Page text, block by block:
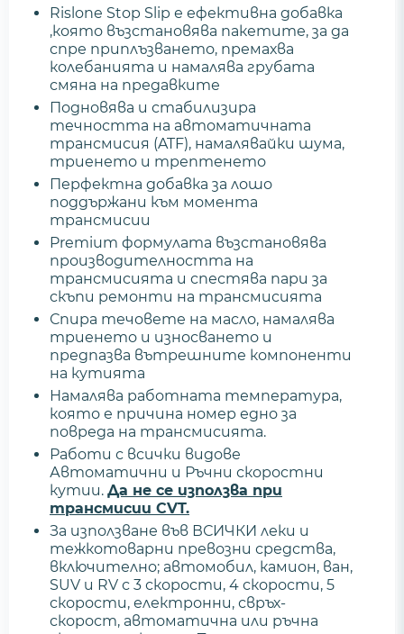
Rislone Stop Slip е ефективна добавка
,която възстановява пакетите, за да
спре приплъзването, премахва
колебанията и намалява грубата
смяна на предавките
Подновява и стабилизира
течността на автоматичната
трансмисия (ATF), намалявайки шума,
триенето и трептенето
Перфектна добавка за лошо
поддържани към момента
трансмисии
Premium формулата възстановява
производителността на
трансмисията и спестява пари за
скъпи ремонти на трансмисията
Спира течовете на масло, намалява
триенето и износването и
предпазва вътрешните компоненти
на кутията
Намалява работната температура,
която е причина номер едно за
повреда на трансмисията.
Работи с всички видове
Автоматични и Ръчни скоростни
кутии. Да не се използва при
трансмисии CVT.
За използване във ВСИЧКИ леки и
тежкотоварни превозни средства,
включително; автомобил, камион, ван,
SUV и RV с 3 скорости, 4 скорости, 5
скорости, електронни, свръх-
скорост, автоматична или ръчна